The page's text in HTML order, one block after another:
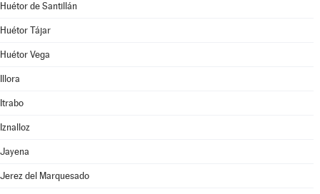
Huétor de Santillán
Huétor Tájar
Huétor Vega
Illora
Itrabo
Iznalloz
Jayena
Jerez del Marquesado